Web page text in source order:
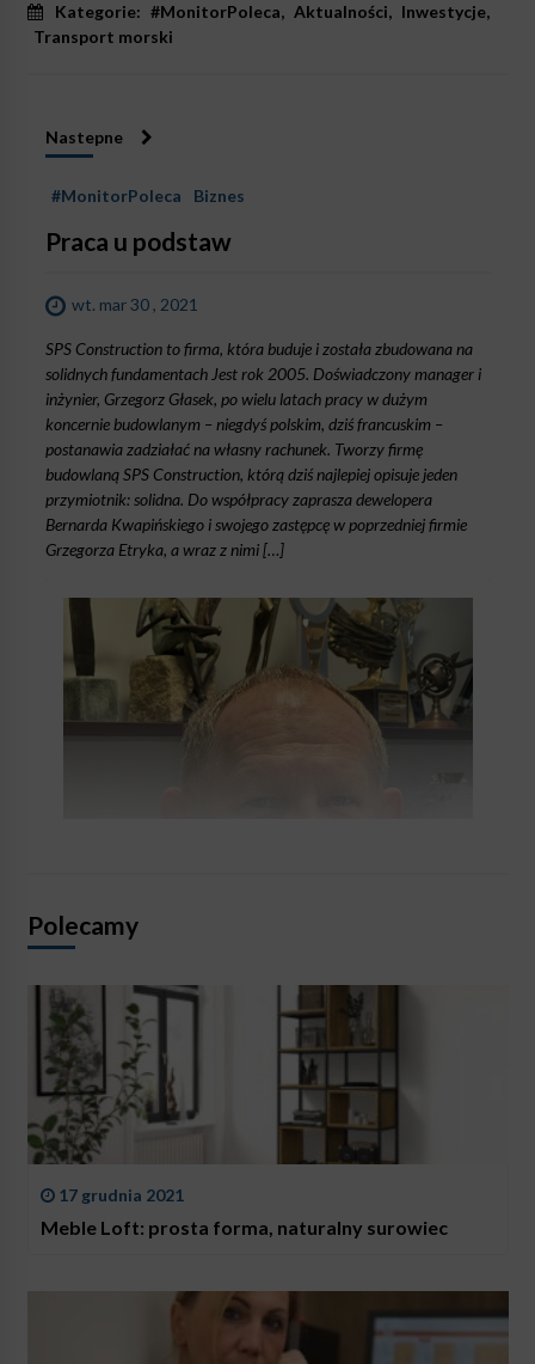
Kategorie: #MonitorPoleca, Aktualności, Inwestycje,
Transport morski
Nastepne
#MonitorPoleca Biznes
Praca u podstaw
wt. mar 30 , 2021
SPS Construction to firma, która buduje i została zbudowana na
solidnych fundamentach Jest rok 2005. Doświadczony manager i
inżynier, Grzegorz Głasek, po wielu latach pracy w dużym
koncernie budowlanym – niegdyś polskim, dziś francuskim –
postanawia zadziałać na własny rachunek. Tworzy firmę
budowlaną SPS Construction, którą dziś najlepiej opisuje jeden
przymiotnik: solidna. Do współpracy zaprasza dewelopera
Bernarda Kwapińskiego i swojego zastępcę w poprzedniej firmie
Grzegorza Etryka, a wraz z nimi […]
Polecamy
17 grudnia 2021
Meble Loft: prosta forma, naturalny surowiec